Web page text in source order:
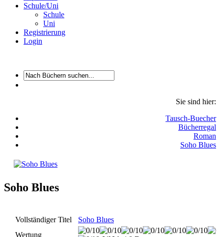
Schule/Uni
Schule
Uni
Registrierung
Login
Sie sind hier:
Tausch-Buecher
Bücherregal
Roman
Soho Blues
Soho Blues
Vollständiger Titel
Soho Blues
Wertung